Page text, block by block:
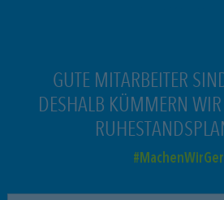
GUTE MITARBEITER
DESHALB KÜMMERN